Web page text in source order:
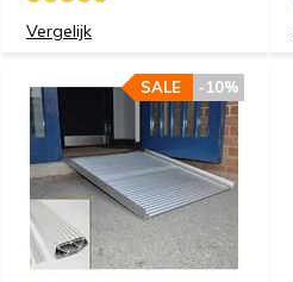
Vergelijk
-10%
SALE